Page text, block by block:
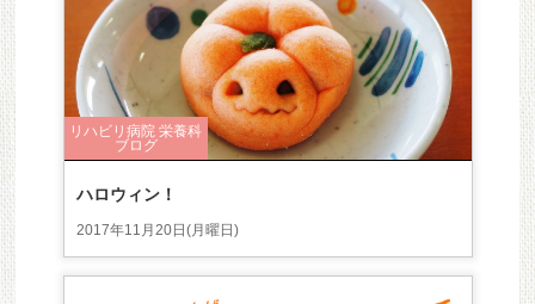
リハビリ病院 栄養科
ブログ
ハロウィン！
2017年11月20日(月曜日)